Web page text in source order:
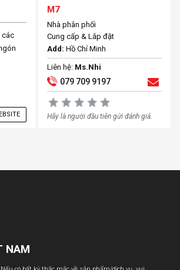
các
M7
Nhà phân phối
Cung cấp & Lắp đặt
Add: Hồ Chí Minh
Liên hệ: Ms.Nhi
079 709 9197
Hãy là người đầu tiên gửi đánh giá.
NAM